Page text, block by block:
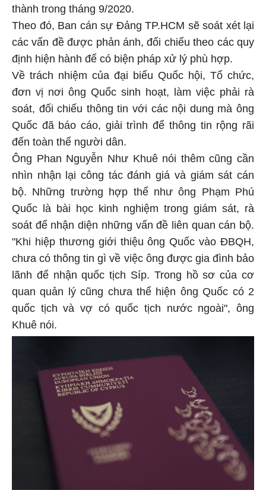
thành trong tháng 9/2020.
Theo đó, Ban cán sự Đảng TP.HCM sẽ soát xét lại
các vấn đề được phản ánh, đối chiếu theo các quy
định hiện hành để có biện pháp xử lý phù hợp.
Về trách nhiệm của đại biểu Quốc hội, Tổ chức,
đơn vị nơi ông Quốc sinh hoạt, làm việc phải rà
soát, đối chiếu thông tin với các nội dung mà ông
Quốc đã báo cáo, giải trình để thông tin rộng rãi
đến toàn thể người dân.
Ông Phan Nguyễn Như Khuê nói thêm cũng cần
nhìn nhận lại công tác đánh giá và giám sát cán
bộ. Những trường hợp thể như ông Phạm Phú
Quốc là bài học kinh nghiệm trong giám sát, rà
soát để nhận diện những vấn đề liên quan cán bộ.
"Khi hiệp thương giới thiệu ông Quốc vào ĐBQH,
chưa có thông tin gì về việc ông được gia đình bảo
lãnh để nhận quốc tịch Síp. Trong hồ sơ của cơ
quan quản lý cũng chưa thể hiện ông Quốc có 2
quốc tịch và vợ có quốc tịch nước ngoài", ông
Khuê nói.